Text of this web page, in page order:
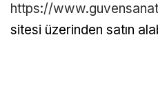
https://
sitesi üzerinden satın